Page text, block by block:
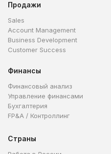
Продажи
Sales
Account Management
Business Development
Customer Success
Финансы
Финансовый анализ
Управление финансами
Бухгалтерия
FP&A / Контроллинг
Страны